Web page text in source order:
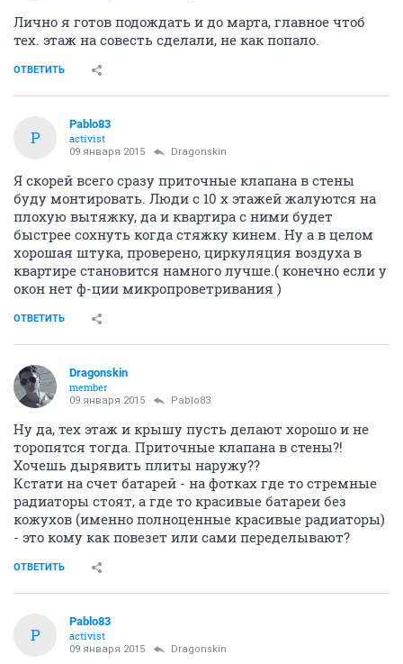
Лично я готов подождать и до марта, главное чтоб
тех. этаж на совесть сделали, не как попало.
ОТВЕТИТЬ
P
Pablo83
activist
09 января 2015 Dragonskin
Я скорей всего сразу приточные клапана в стены
буду монтировать. Люди с 10 х этажей жалуются на
плохую вытяжку, да и квартира с ними будет
быстрее сохнуть когда стяжку кинем. Ну а в целом
хорошая штука, проверено, циркуляция воздуха в
квартире становится намного лучше.( конечно если у
окон нет ф-ции микропроветривания )
ОТВЕТИТЬ
Dragonskin
member
09 января 2015 Pablo83
Ну да, тех этаж и крышу пусть делают хорошо и не
торопятся тогда. Приточные клапана в стены?!
Хочешь дырявить плиты наружу??
Кстати на счет батарей - на фотках где то стремные
радиаторы стоят, а где то красивые батареи без
кожухов (именно полноценные красивые радиаторы)
- это кому как повезет или сами переделывают?
ОТВЕТИТЬ
P
Pablo83
activist
09 января 2015 Dragonskin